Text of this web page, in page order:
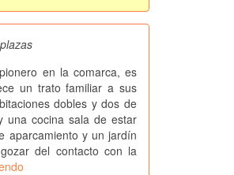
en la comarca, es
un trato familiar a sus
dobles y dos de
una cocina sala de estar
aparcamiento y un jardín
del contacto con la